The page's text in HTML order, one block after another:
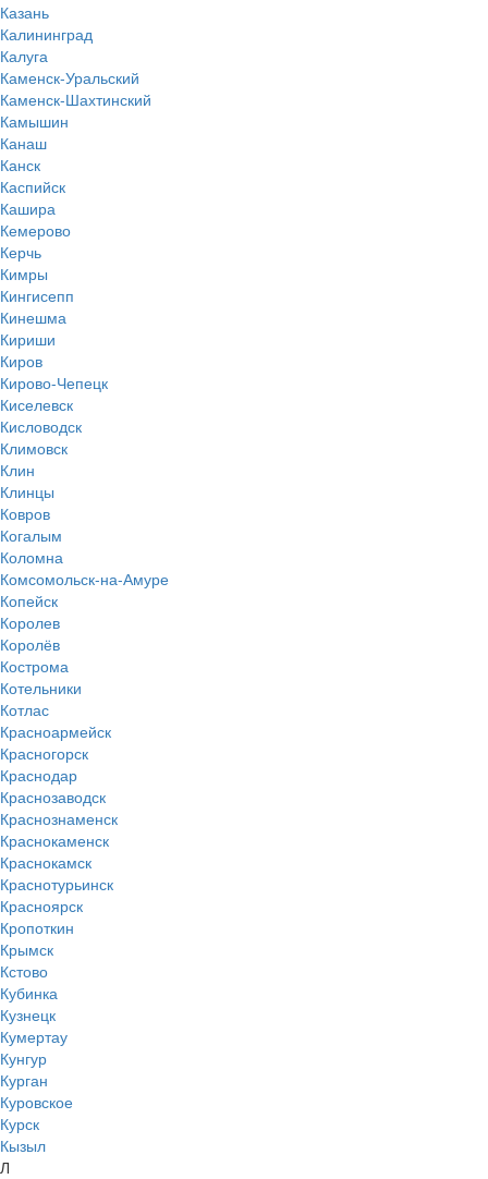
Казань
Калининград
Калуга
Каменск-Уральский
Каменск-Шахтинский
Камышин
Канаш
Канск
Каспийск
Кашира
Кемерово
Керчь
Кимры
Кингисепп
Кинешма
Кириши
Киров
Кирово-Чепецк
Киселевск
Кисловодск
Климовск
Клин
Клинцы
Ковров
Когалым
Коломна
Комсомольск-на-Амуре
Копейск
Королев
Королёв
Кострома
Котельники
Котлас
Красноармейск
Красногорск
Краснодар
Краснозаводск
Краснознаменск
Краснокаменск
Краснокамск
Краснотурьинск
Красноярск
Кропоткин
Крымск
Кстово
Кубинка
Кузнецк
Кумертау
Кунгур
Курган
Куровское
Курск
Кызыл
Л